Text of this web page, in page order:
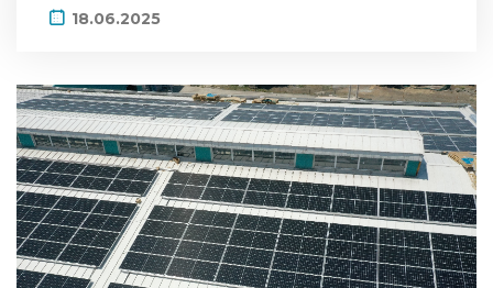
18.06.2025